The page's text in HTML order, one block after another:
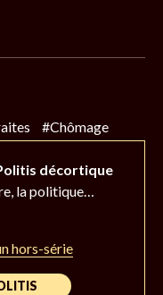
#Chômage
décortique
la politique…
hors-série